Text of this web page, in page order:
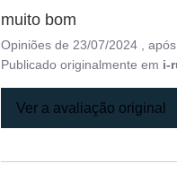
muito bom
Opiniões de 23/07/2024 ,
Publicado originalmente em i-
Ver a avaliação original